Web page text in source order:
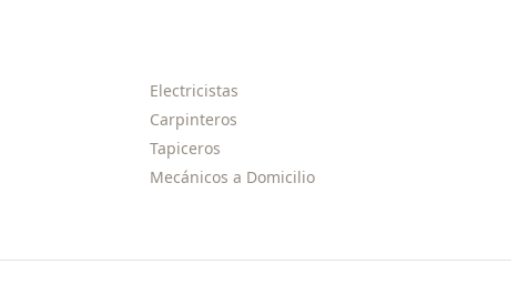
Electricistas
Carpinteros
Tapiceros
Mecánicos a Domicilio